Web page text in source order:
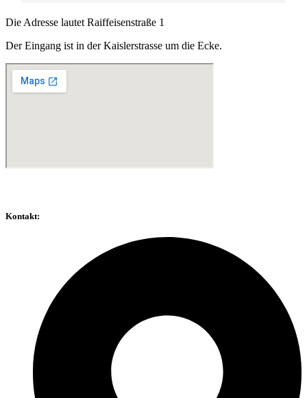
Die Adresse lautet Raiffeisenstraße 1
Der Eingang ist in der Kaislerstrasse um die Ecke.
Kontakt: